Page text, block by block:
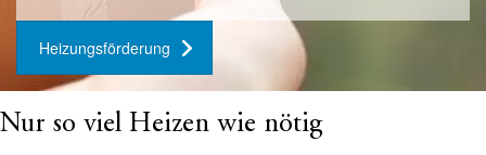
Heizungsförderung
Nur so viel Heizen wie nötig